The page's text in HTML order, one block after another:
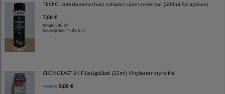
TECPO Unterbodenschutz schwarz überlackierbar (500ml Spraydose)
7,00 €
Inhalt: 500 ml
Grundpreis: 14,00 € / l
CHEMOFAST 2K Flüssigdübel (25ml) Vinylester styrolfrei
10,00 € 9,00 €